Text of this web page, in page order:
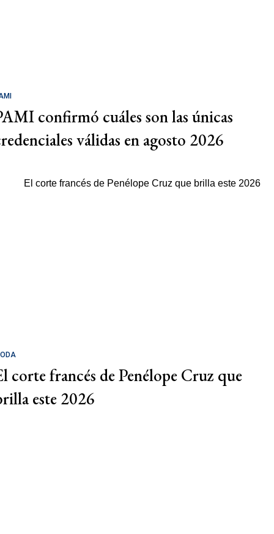
confirmó cuáles son las únicas
válidas en agosto 2026
corte francés de Penélope Cruz que
este 2026